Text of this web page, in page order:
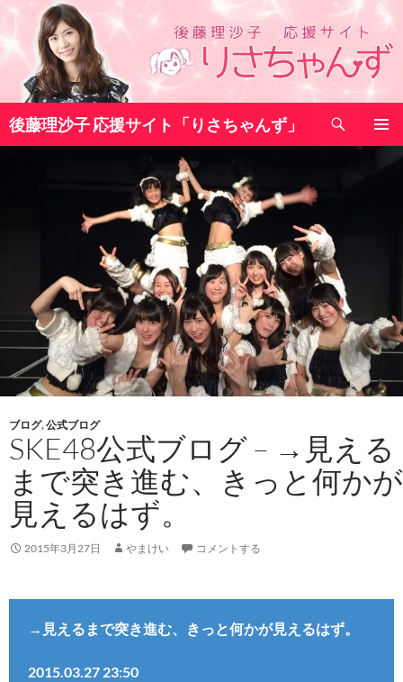
コ
テ
へ
ス
後藤理沙子 応援サイト「りさちゃんず」
索
メインメ
ブログ,公式ブログ
SKE48公式ブログ – →見える
まで突き進む、きっと何かが
見えるはず。
2015年3月27日 やまけい コメントする
→見えるまで突き進む、きっと何かが見えるはず。
2015.03.27 23:50